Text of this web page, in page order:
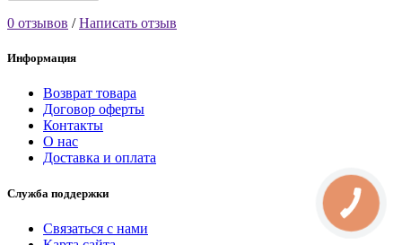
0 отзывов /Написать отзыв
Информация
Возврат товара
Договор оферты
Контакты
О нас
Доставка и оплата
Служба поддержки
Связаться с нами